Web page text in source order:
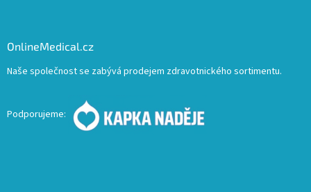
OnlineMedical.cz
Naše společnost se zabývá prodejem zdravotnického sortimentu.
Podporujeme: